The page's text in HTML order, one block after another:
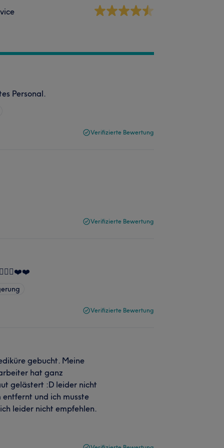
Personal.
Verifizierte Bewertung
Verifizierte Bewertung
Verifizierte Bewertung
gebucht. Meine
hat ganz
gelästert :D leider nicht
und ich musste
leider nicht empfehlen.